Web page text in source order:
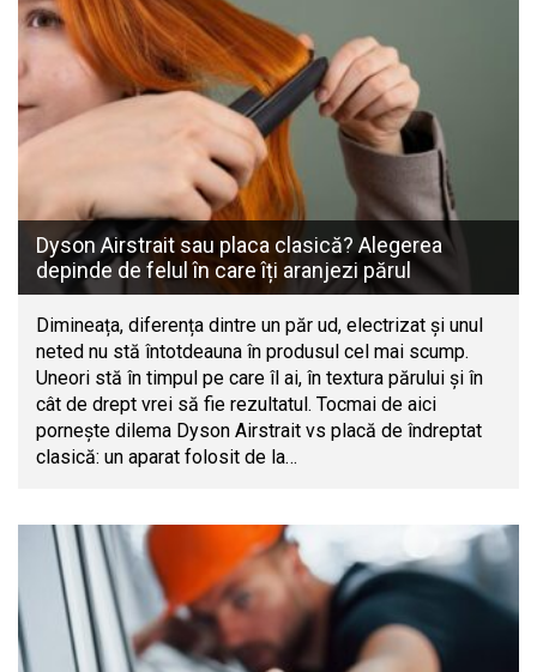
Dyson Airstrait sau placa clasică? Alegerea
depinde de felul în care îți aranjezi părul
Dimineața, diferența dintre un păr ud, electrizat și unul
neted nu stă întotdeauna în produsul cel mai scump.
Uneori stă în timpul pe care îl ai, în textura părului și în
cât de drept vrei să fie rezultatul. Tocmai de aici
pornește dilema Dyson Airstrait vs placă de îndreptat
clasică: un aparat folosit de la…